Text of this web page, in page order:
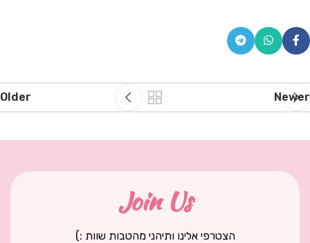
Newer
Older
Join Us
הצטרפי אלינו ותיהני מהטבות שוות :)